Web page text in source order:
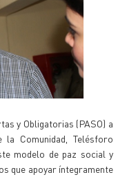
y Obligatorias (PASO) a
Comunidad, Telésforo
modelo de paz social y
que apoyar íntegramente